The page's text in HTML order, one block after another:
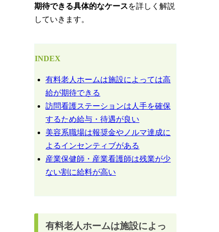
期待できる具体的なケースを詳しく解説
していきます。
INDEX
有料老人ホームは施設によっては高
給が期待できる
訪問看護ステーションは人手を確保
するため給与・待遇が良い
美容系職場は報奨金やノルマ達成に
よるインセンティブがある
産業保健師・産業看護師は残業が少
ない割に給料が高い
有料老人ホームは施設によっ